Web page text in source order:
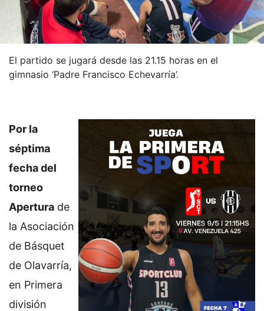
El partido se jugará desde las 21.15 horas en el
gimnasio ‘Padre Francisco Echevarría’.
Por la
séptima
fecha del
torneo
Apertura de
la Asociación
de Básquet
de Olavarría,
en Primera
división